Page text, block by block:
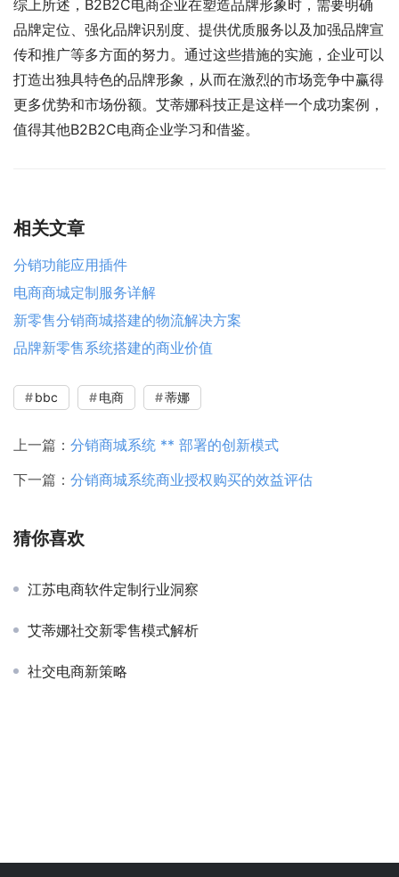
综上所述，B2B2C电商企业在塑造品牌形象时，需要明确
品牌定位、强化品牌识别度、提供优质服务以及加强品牌宣
传和推广等多方面的努力。通过这些措施的实施，企业可以
打造出独具特色的品牌形象，从而在激烈的市场竞争中赢得
更多优势和市场份额。艾蒂娜科技正是这样一个成功案例，
值得其他B2B2C电商企业学习和借鉴。
相关文章
分销功能应用插件
电商商城定制服务详解
新零售分销商城搭建的物流解决方案
品牌新零售系统搭建的商业价值
bbc 电商 蒂娜
上一篇： 分销商城系统 ** 部署的创新模式
下一篇： 分销商城系统商业授权购买的效益评估
猜你喜欢
江苏电商软件定制行业洞察
艾蒂娜社交新零售模式解析
社交电商新策略